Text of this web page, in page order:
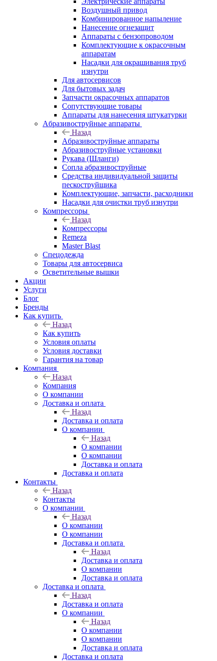
Воздушный привод
Комбинированное напыление
Нанесение огнезащит
Аппараты с бензопроводом
Комплектующие к окрасочным
аппаратам
Насадки для окрашивания труб
изнутри
Для автосервисов
Для бытовых задач
Запчасти окрасочных аппаратов
Сопутствующие товары
Аппараты для нанесения штукатурки
Aбразивоструйные аппараты
Назад
Aбразивоструйные аппараты
Абразивоструйные установки
Рукава (Шланги)
Сопла абразивоструйные
Средства индивидуальной защиты
пескоструйщика
Комплектующие, запчасти, расходники
Насадки для очистки труб изнутри
Компрессоры
Назад
Компрессоры
Remeza
Master Blast
Спецодежда
Товары для автосервиса
Осветительные вышки
Акции
Услуги
Блог
Бренды
Как купить
Назад
Как купить
Условия оплаты
Условия доставки
Гарантия на товар
Компания
Назад
Компания
О компании
Доставка и оплата
Назад
Доставка и оплата
О компании
Назад
О компании
О компании
Доставка и оплата
Доставка и оплата
Контакты
Назад
Контакты
О компании
Назад
О компании
О компании
Доставка и оплата
Назад
Доставка и оплата
О компании
Доставка и оплата
Доставка и оплата
Назад
Доставка и оплата
О компании
Назад
О компании
О компании
Доставка и оплата
Доставка и оплата